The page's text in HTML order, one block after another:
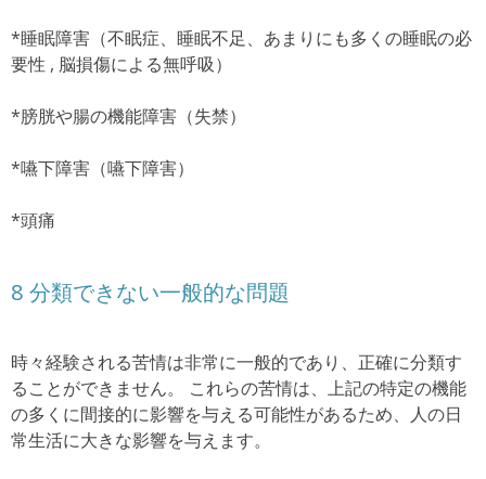
*睡眠障害（不眠症、睡眠不足、あまりにも多くの睡眠の必
要性 , 脳損傷による無呼吸）
*膀胱や腸の機能障害（失禁）
*嚥下障害（嚥下障害）
*頭痛
8 分類できない一般的な問題
時々経験される苦情は非常に一般的であり、正確に分類す
ることができません。
これらの苦情は、上記の特定の機能
の多くに間接的に影響を与える可能性があるため、人の日
常生活に大きな影響を与えます。